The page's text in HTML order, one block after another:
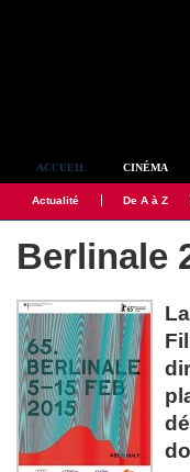
ACCUEIL CINÉMA
Actualité De A à Z
Berlinale